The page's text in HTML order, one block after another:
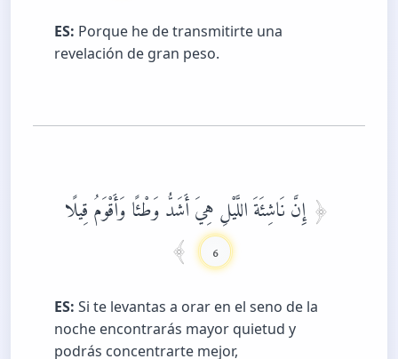
ES: Porque he de transmitirte una
revelación de gran peso.
إِنَّ نَاشِئَةَ اللَّيْلِ هِيَ أَشَدُّ وَطْئًا وَأَقْوَمُ قِيلًا
6
ES: Si te levantas a orar en el seno de la
noche encontrarás mayor quietud y
podrás concentrarte mejor,